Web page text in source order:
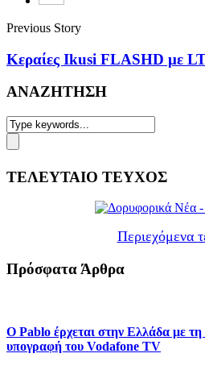
Previous Story
Κεραίες Ikusi FLASHD με
ΑΝΑΖΗΤΗΣΗ
ΤΕΛΕΥΤΑΙΟ ΤΕΥΧΟΣ
Περιεχόμενα
Πρόσφατα Άρθρα
Ο Pablo έρχεται στην Ελλάδα με
υπογραφή του Vodafone TV